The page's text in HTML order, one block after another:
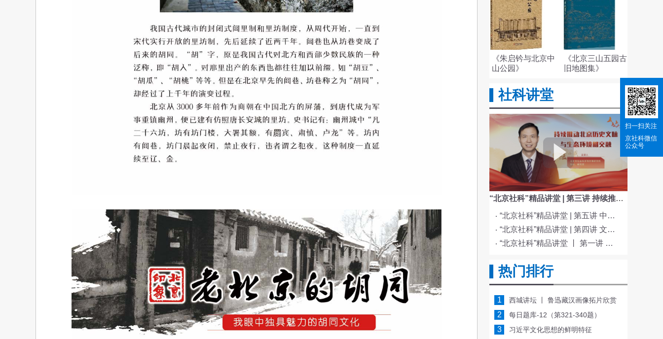
《朱启钤与北京中
山公园》
《北京三山五园古
旧地图集》
社科讲堂
“北京社科”精品讲堂 | 第三讲 持续推动北京历史文脉与生态环境相交融
“北京社科”精品讲堂 | 第五讲 中国电影与文化传统
“北京社科”精品讲堂 | 第四讲 文化与科技融合赋能新质生产力发展
“北京社科”精品讲堂 丨 第一讲 《红楼梦》的北京情缘
热门排行
1 西城讲坛 丨 鲁迅藏汉画像拓片欣赏
2 每日题库-12（第321-340题）
3 习近平文化思想的鲜明特征
扫一扫关注
京社科微信
公众号